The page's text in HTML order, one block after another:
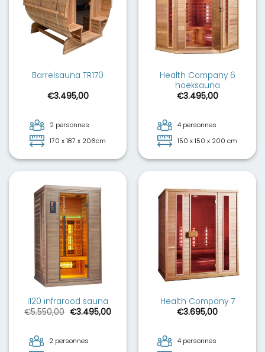
Barrelsauna TR170
€3.495,00
2 personnes
170 x 187 x 206cm
Health Company 6
hoeksauna
€3.495,00
4 personnes
150 x 150 x 200 cm
i120 infrarood sauna
€5.550,00 Le
€5.550,00.
€3.495,00Le
2 personnes
Health Company 7
€3.695,00
4 personnes